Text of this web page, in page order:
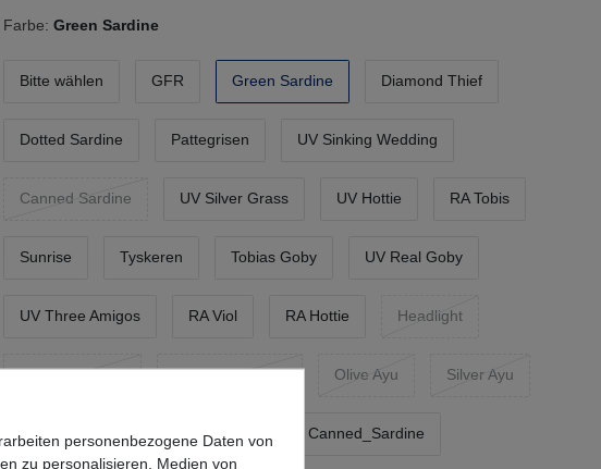
Farbe: Green Sardine
Bitte wählen GFR Green Sardine Diamond Thief
Dotted Sardine Pattegrisen UV Sinking Wedding
Canned Sardine UV Silver Grass UV Hottie RA Tobis
Sunrise Tyskeren Tobias Goby UV Real Goby
UV Three Amigos RA Viol RA Hottie Headlight
UV Hottie Pearl Brown Headlight Olive Ayu Silver Ayu
Sparkling Herring Yellow Ayu Canned_Sardine
personenbezogene Daten von
zu personalisieren, Medien von